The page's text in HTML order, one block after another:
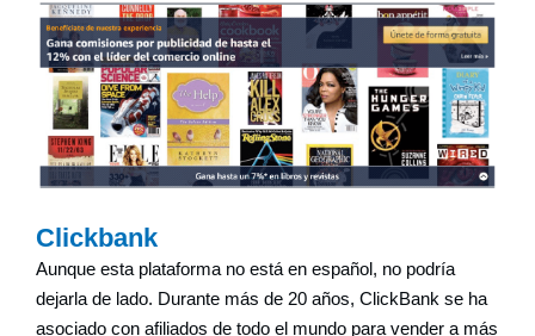
Clickbank
Aunque esta plataforma no está en español, no podría
dejarla de lado. Durante más de 20 años, ClickBank se ha
asociado con afiliados de todo el mundo para vender a más